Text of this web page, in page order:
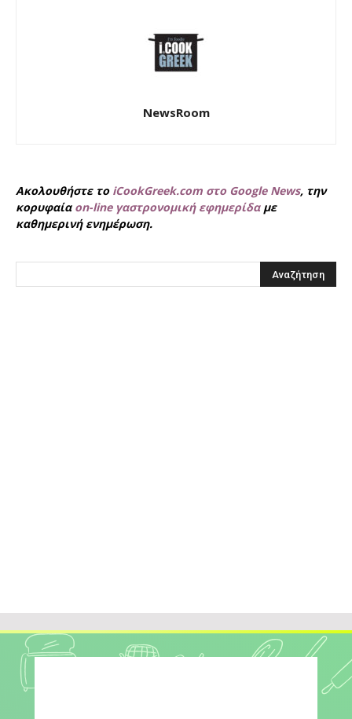
NewsRoom
Ακολουθήστε το iCookGreek.com στο Google News, την
κορυφαία on-line γαστρονομική εφημερίδαμε
καθημερινή ενημέρωση.